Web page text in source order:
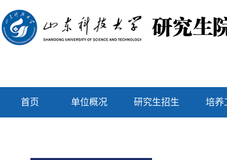
首页 单位概况 研究生招生 培养